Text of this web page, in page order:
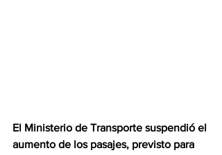
El Ministerio de Transporte suspendió el
aumento de los pasajes, previsto para